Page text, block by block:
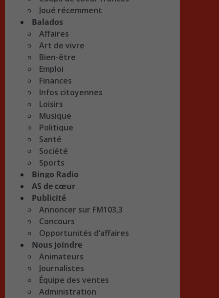
Joué récemment
Balados
Affaires
Art de vivre
Bien-être
Emploi
Finances
Infos citoyennes
Loisirs
Musique
Politique
Santé
Société
Sports
Bingo Radio
AS de cœur
Publicité
Annoncer sur FM103,3
Concours
Opportunités d’affaires
Nous Joindre
Animateurs
Journalistes
Équipe des ventes
Administration